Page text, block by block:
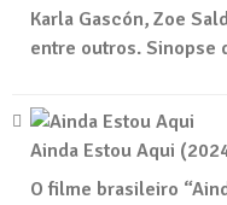
Karla Gascón, Zoe
entre outros. Sinopse
Ainda Estou Aqui
O filme brasileiro